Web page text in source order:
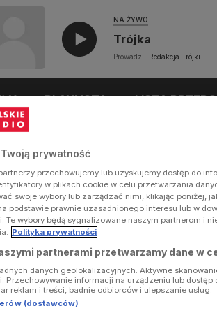
NA ŻYWO
Trójka
Prowadzi: Redakcja Trójki
PLAYLISTA LISTA
Twoją prywatność
przechowujemy lub uzyskujemy dostęp do
w plikach cookie w celu przetwarzania
swoje wybory lub zarządzać nimi, klikając poniżej,
podstawie prawnie uzasadnionego interesu lub w
Te wybory będą sygnalizowane naszym partnerom i
Polityka prywatności
partnerami przetwarzamy dane w
danych geolokalizacyjnych. Aktywne
Przechowywanie informacji na urządzeniu lub dostęp
reklam i treści, badnie odbiorców i ulepszanie usług.
(dostawców)